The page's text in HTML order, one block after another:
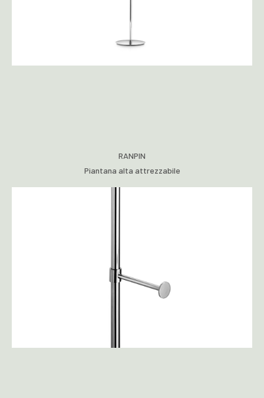
RANPIN
Piantana alta attrezzabile